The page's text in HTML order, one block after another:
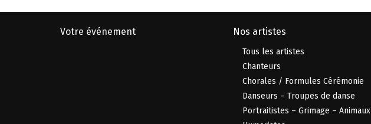
Votre événement Nos artistes
Tous les artistes
Chanteurs
Chorales / Formules Cérémonie
Danseurs – Troupes de danse
Portraitistes – Grimage – Animaux